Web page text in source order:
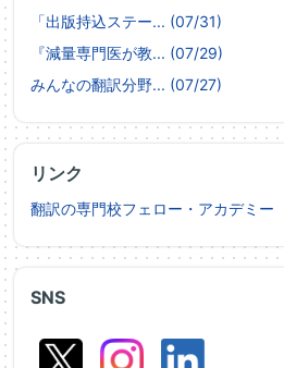
SNS
「出版持込ステー... (07/31)
『減量専門医が教... (07/29)
みんなの翻訳分野... (07/27)
リンク
翻訳の専門校フェロー・アカデミー